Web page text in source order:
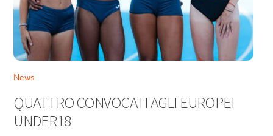
News
QUATTRO CONVOCATI AGLI EUROPEI
UNDER18